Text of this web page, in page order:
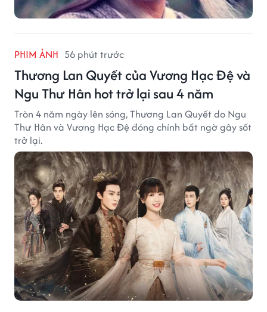
PHIM ẢNH 56 phút trước
Thương Lan Quyết của Vương Hạc Đệ và
Ngu Thư Hân hot trở lại sau 4 năm
Tròn 4 năm ngày lên sóng, Thương Lan Quyết do Ngu
Thư Hân và Vương Hạc Đệ đóng chính bất ngờ gây sốt
trở lại.